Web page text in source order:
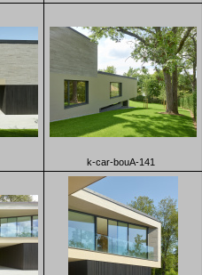
k-car-bouA-141